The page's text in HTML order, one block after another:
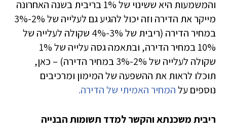
והמשמעות היא ששינוי של 1% בריבית בשנה האחרונה
מייקר את הדירה וזה יכול להגיע גם לעלייה של 2%-3%
במחיר הדירה (ריבית של 3%-4% שקולה לעלייה של
10% במחיר הדירה, ובתאמה גסה עלייה של 1%
שקולה לעלייה של 2%-3% במחיר הדירה) – כאן,
תוכלו לראות את ההשפעה של המימון ומרכיבים
נוספים עלהמחיר האמיתי של הדירה.
ריבית משכנתא והקשר למדד תשומות הבנייה